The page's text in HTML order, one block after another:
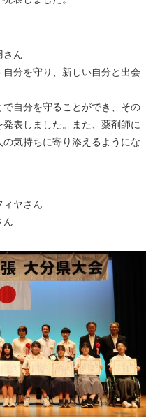
さん
自分を守り、新しい自分と出会
自分を守ることができ、その
表しました。また、薬剤師に
気持ちに寄り添えるようにな
ヤさん
ん